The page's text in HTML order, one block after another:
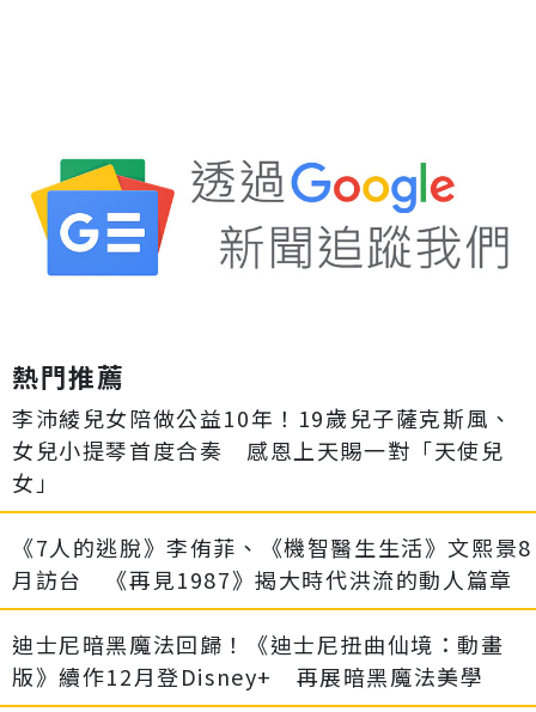
熱門推薦
李沛綾兒女陪做公益10年！19歲兒子薩克斯風、
女兒小提琴首度合奏 感恩上天賜一對「天使兒
女」
《7人的逃脫》李侑菲、《機智醫生生活》文熙景8
月訪台 《再見1987》揭大時代洪流的動人篇章
迪士尼暗黑魔法回歸！《迪士尼扭曲仙境：動畫
版》續作12月登Disney+ 再展暗黑魔法美學